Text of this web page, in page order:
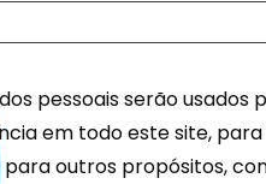
pessoais serão usados
em todo este site,
outros propósitos,